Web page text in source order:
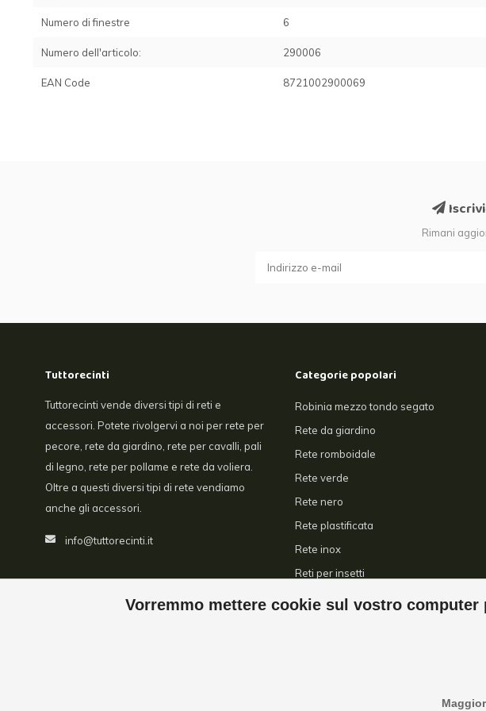
Numero di finestre 6
Numero dell'articolo: 290006
EAN Code 8721002900069
Vorremmo mettere cookie sul vostro
Rimani
Tuttorecinti
Tuttorecinti vende diversi tipi di reti e
accessori. Potete rivolgervi a noi per rete per
pecore, rete da giardino, rete per cavalli, pali
di legno, rete per pollame e rete da voliera.
Oltre a questi diversi tipi di rete vendiamo
anche gli accessori.
info@tuttorecinti.it
Categorie popolari
Robinia mezzo tondo segato
Rete da giardino
Rete romboidale
Rete verde
Rete nero
Rete plastificata
Rete inox
Reti per insetti
Serre
© Copyright 2026 Tuttorecinti